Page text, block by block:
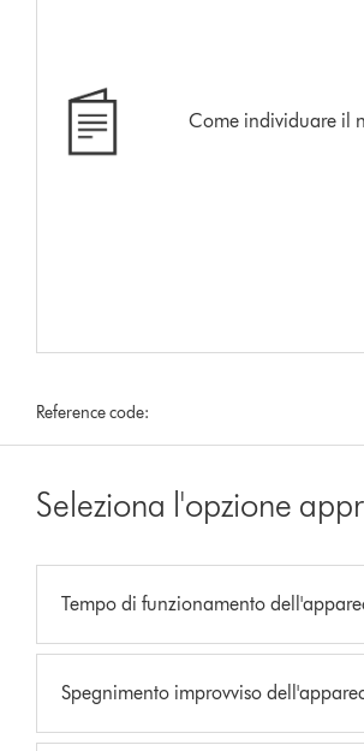
Come individuare il
Reference code:
Seleziona l'opzione
Tempo di funzionamento
Spegnimento improvviso